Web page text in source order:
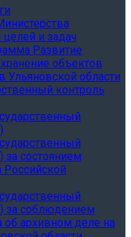
и задач
Развитие
объектов
Ульяновской области
контроль
за состоянием
за соблюдением
об архивном деле на